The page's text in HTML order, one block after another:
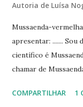
Autoria de Luísa
Mussaenda-
apresentar: ....... Sou
científico é
chamar de
bem adaptada aqui
COMPARTILHAR 1